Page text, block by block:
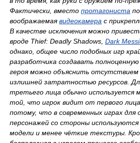
Фактически, вместо протагониста
воображаемаявидеокамера с
В качестве исключения можно
вроде Thief: Deadly Shadows, Dark
однако, общее число подобных игр
разработчика создавать
героя можно объяснить
излишней затратностью ресурсов.
третьего лица обычно используется
той, что игрок видит от первого
потому, что в современных играх для
персонажей со стороны
модели и менее чёткие текстуры.